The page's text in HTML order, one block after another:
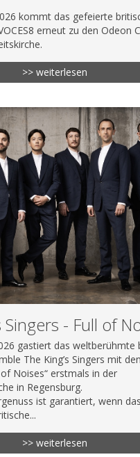
kommt das gefeierte
erneut zu den Odeon
>> weiterlesen
Singers - Full of
gastiert das weltberühmte
The King’s Singers mit
Noises“ erstmals in der
in Regensburg.
ist garantiert, wenn das
>> weiterlesen